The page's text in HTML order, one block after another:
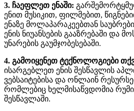
3. ჩაეფლეთ ენაში:
ენით მუსიკით, ფილმებით,
ენაზე მოლაპარაკეებთან
ენის ნიუანსების გააზრებაში და
უნარების გაუმჯობესებაში.
4. გამოიყენეთ ტექნოლოგიები
ისარგებლეთ ენის შესწავლის
ვებსაიტებისა და ონლაინ
რომლებიც ხელმისაწვდომია
შესწავლაში.